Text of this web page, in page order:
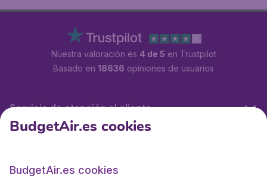
Nuestra valoración es 4 de 5 en Trustpilot
Basado en 18636 opiniones de usuarios
Servicio de atención al cliente
BudgetAir.es cookies
BudgetAir.es cookies